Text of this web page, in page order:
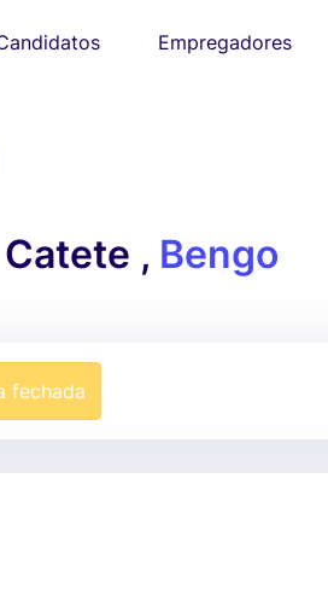
Empregadores
, Bengo
fechada